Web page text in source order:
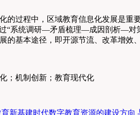
的过程中，区域教育信息化发展是重
“系统调研—矛盾梳理—成因剖析—对
的基本途径，即开源节流、改革增
；机制创新；教育现代化
育新基建时代数字教育资源的建设方向